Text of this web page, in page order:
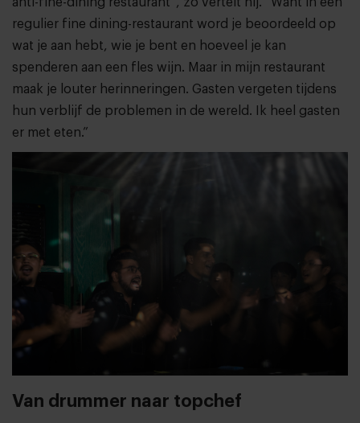
regulier fine dining-restaurant word je beoordeeld op
wat je aan hebt, wie je bent en hoeveel je kan
spenderen aan een fles wijn. Maar in mijn restaurant
maak je louter herinneringen. Gasten vergeten tijdens
hun verblijf de problemen in de wereld. Ik heel gasten
er met eten.”
Van drummer naar topchef